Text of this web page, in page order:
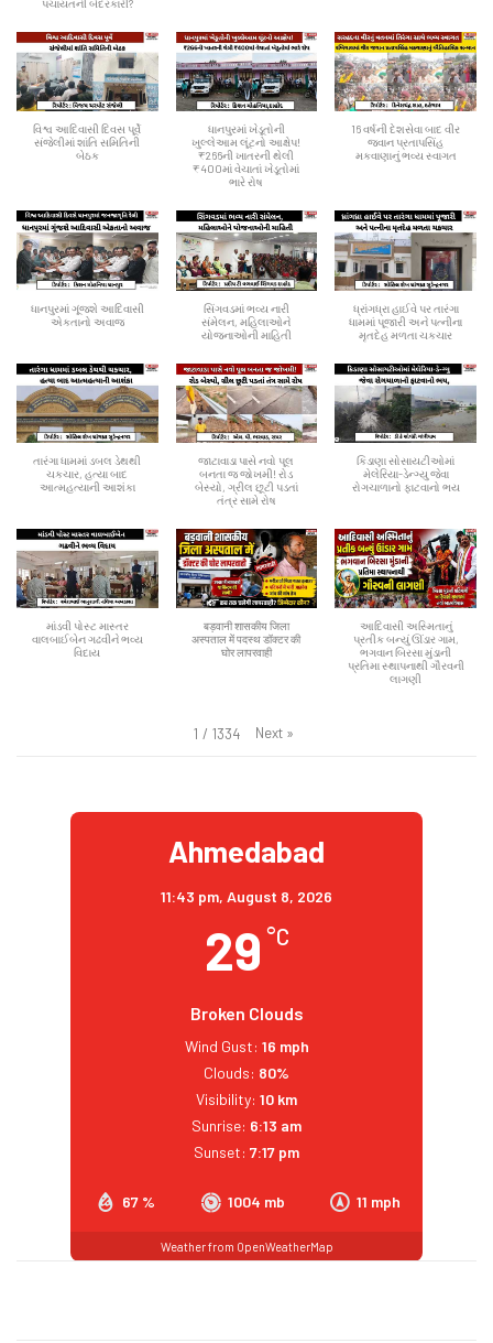
પંચાયતની બેદરકારી?
વિશ્વ આદિવાસી દિવસ પૂર્વે
સંજેલીમાં શાંતિ સમિતિની
બેઠક
ધાનપુરમાં ખેડૂતોની
ખુલ્લેઆમ લૂંટનો આક્ષેપ!
₹266ની ખાતરની થેલી
₹400માં વેચાતાં ખેડૂતોમાં
ભારે રોષ
16 વર્ષની દેશસેવા બાદ વીર
જવાન પ્રતાપસિંહ
મકવાણાનું ભવ્ય સ્વાગત
ધાનપુરમાં ગૂંજશે આદિવાસી
એકતાનો અવાજ
સિંગવડમાં ભવ્ય નારી
સંમેલન, મહિલાઓને
યોજનાઓની માહિતી
ધ્રાંગધ્રા હાઈવે પર તારંગા
ધામમાં પૂજારી અને પત્નીના
મૃતદેહ મળતા ચકચાર
તારંગા ધામમાં ડબલ ડેથથી
ચકચાર, હત્યા બાદ
આત્મહત્યાની આશંકા
જાટાવાડા પાસે નવો પૂલ
બનતા જ જોખમી! રોડ
બેસ્યો, ગ્રીલ છૂટી પડતાં
તંત્ર સામે રોષ
કિડાણા સોસાયટીઓમાં
મેલેરિયા-ડેન્ગ્યુ જેવા
રોગચાળાનો ફાટવાનો ભય
માંડવી પોસ્ટ માસ્તર
વાલબાઈબેન ગઢવીને ભવ્ય
વિદાય
बड़वानी शासकीय जिला
अस्पताल में पदस्थ डॉक्टर की
घोर लापरवाही
આદિવાસી અસ્મિતાનું
પ્રતીક બન્યું ઊંડાર ગામ,
ભગવાન બિરસા મુંડાની
પ્રતિમા સ્થાપનાથી ગૌરવની
લાગણી
1 / 1334 Next »
Ahmedabad
11:43 pm, August 8, 2026
29 °C
Broken Clouds
67 % 1004 mb 11 mph
Wind Gust: 16 mph
Clouds: 80%
Visibility: 10 km
Sunrise: 6:13 am
Sunset: 7:17 pm
Weather from OpenWeatherMap